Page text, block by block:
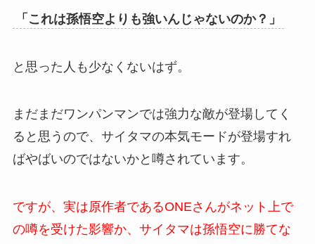
「これは孫悟空よりも強いんじゃないのか？」
と思った人も少なくないはず。
まだまだワンパンマンでは強力な敵が登場してく
ると思うので、サイタマの本気モードが登場すれ
ばやばいのではないかと噂されています。
ですが、実は原作者であるONEさんがネット上で
の噂を受けた影響か、サイタマは孫悟空に勝てな